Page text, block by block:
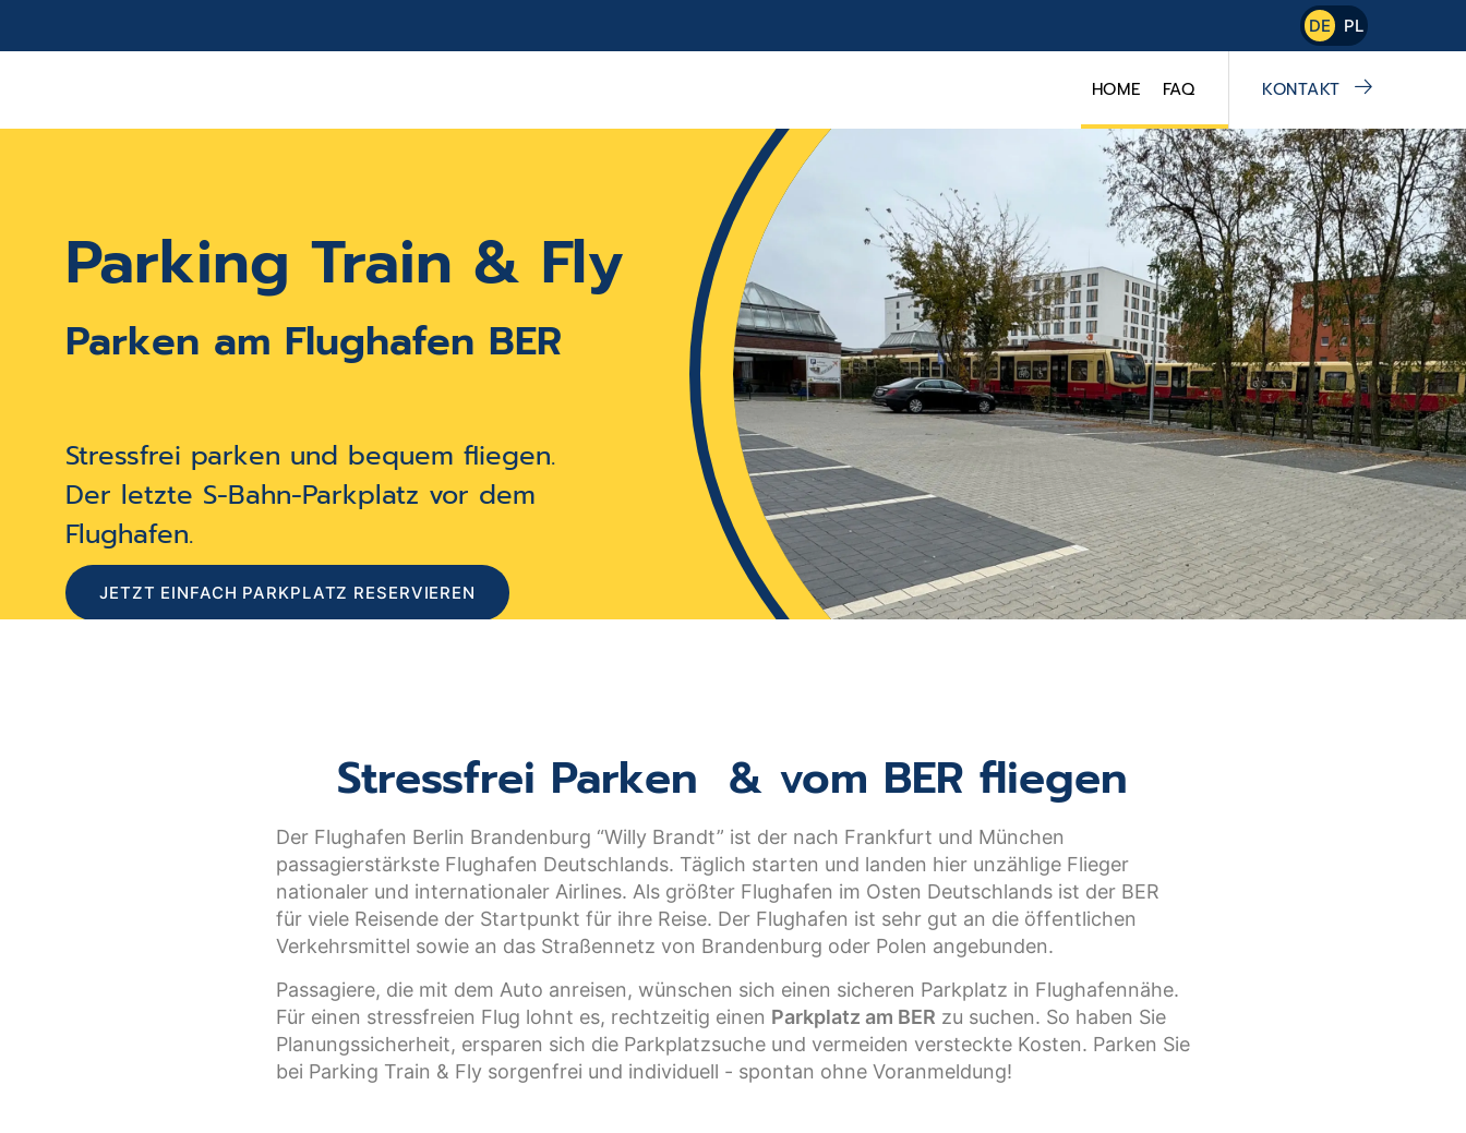
DE PL
HOME FAQ KONTAKT
Parking Train & Fly
Parken am Flughafen BER
Stressfrei parken und bequem fliegen.
Der letzte S-Bahn-Parkplatz vor dem
Flughafen.
JETZT EINFACH PARKPLATZ RESERVIEREN
Stressfrei Parken & vom BER fliegen
Der Flughafen Berlin Brandenburg “Willy Brandt” ist der nach Frankfurt und München
passagierstärkste Flughafen Deutschlands. Täglich starten und landen hier unzählige Flieger
nationaler und internationaler Airlines. Als größter Flughafen im Osten Deutschlands ist der BER
für viele Reisende der Startpunkt für ihre Reise. Der Flughafen ist sehr gut an die öffentlichen
Verkehrsmittel sowie an das Straßennetz von Brandenburg oder Polen angebunden.
Passagiere, die mit dem Auto anreisen, wünschen sich einen sicheren Parkplatz in Flughafennähe.
Für einen stressfreien Flug lohnt es, rechtzeitig einen Parkplatz am BER zu suchen. So haben Sie
Planungssicherheit, ersparen sich die Parkplatzsuche und vermeiden versteckte Kosten. Parken Sie
bei Parking Train & Fly sorgenfrei und individuell - spontan ohne Voranmeldung!